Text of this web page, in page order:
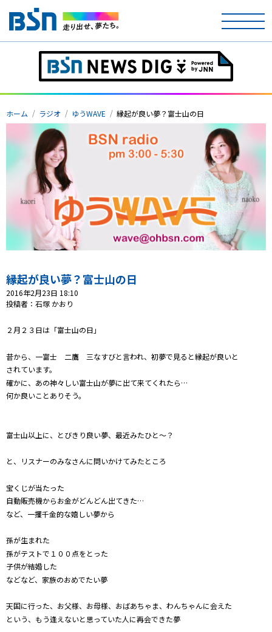
ホーム
テレビ
ラジオ
アナウンサー
イベント
ニュース
天気
プレゼント
コンテンツ・アプリ
キッズ
Well-being 防災・減災
ショッピング
ホーム ラジオ ゆうWAVE 縁起が良い夢？富士山の日
縁起が良い夢？富士山の日
2016年2月23日 18:10
投稿者：石塚 かおり
２月２３日は「富士山の日」
昔から、一富士 二鷹 三なすびと言われ、初夢で見ると縁起が良いと
されています。
確かに、あの神々しい富士山が夢に出て来てくれたら…
何か良いことありそう。
富士山以上に、とびきり良い夢、最近みたひと～？
と、リスナーのみなさんに問いかけてみたところ
宝くじが当たった
自動販売機からお金がどんどん出てきた…
など、一攫千金的な嬉しい夢から
孫が生まれた
孫がテストで１００点をとった
子供が結婚した
などなど、家族のおめでたい夢
天国に行った、お父様、お母様、おばあちゃま、わんちゃんに会えた
という、もう逢えないと思っていた人に再会できた夢